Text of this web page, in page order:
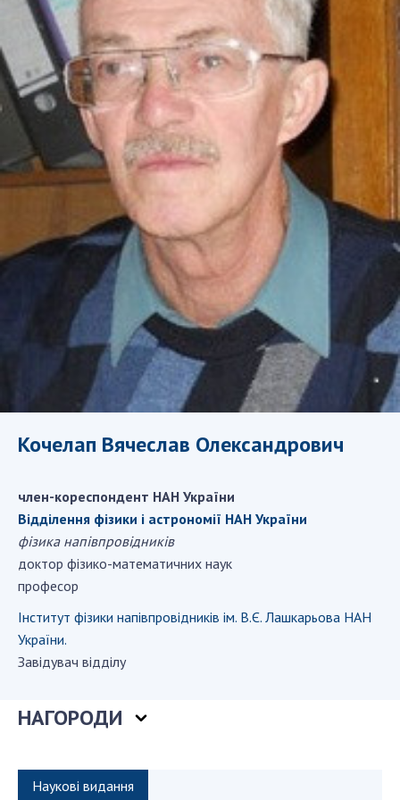
СТРУКТУРА
Президія НАН України
Апарат Президії
Секція фізико-технічних і математичних
наук
Секція хімічних і біологічних наук
Секція суспільних і гуманітарних наук
Установи при Президії
Ради, комітети та комісії
Наукові центри МОН та НАН України
Громадські організації
ДІЯЛЬНІСТЬ
Сесії Загальних зборів НАН України
Річні звіти НАН України
Річні фінансові звіти НАН України
Наукові публікації та видавнича діяльність
Охорона прав інтелектуальної власності та
трансфер технологій в наукових установах
Наукові об'єкти, що становлять національне
надбання
науковими приладами НАН України
Оцінювання ефективності діяльності
Конкурси наукових досліджень НАН України
Кочелап Вячеслав Олександрович
член-кореспондент НАН України
Відділення фiзики і астрономiї НАН України
фізика напівпровідників
доктор фізико-математичних наук
професор
Інститут фізики напівпровідників ім. В.Є. Лашкарьова НАН
України.
Завідувач відділу
НАГОРОДИ
Наукові видання